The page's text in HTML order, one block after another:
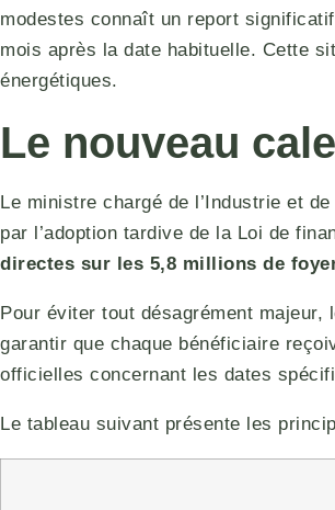
modestes connaît un report
mois après la date habituelle. Cette
énergétiques.
Le nouveau
Le ministre chargé de l’Industrie et
par l’adoption tardive de la Loi de
directes sur les 5,8 millions de
Pour éviter tout désagrément
garantir que chaque bénéficiaire
officielles concernant les dates
Le tableau suivant présente les